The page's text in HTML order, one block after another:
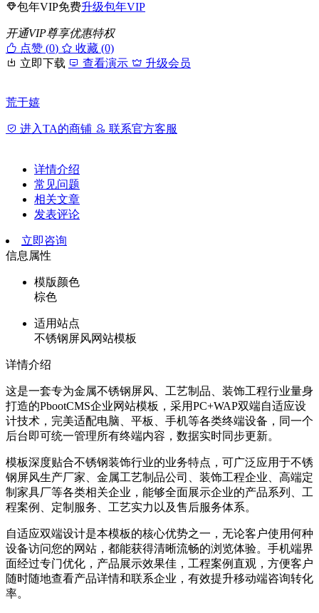
包年VIP免费升级包年VIP
开通VIP尊享优惠特权
点赞 (0)
收藏 (0)
立即下载
查看演示 升级会员
荒于嬉
进入TA的商铺 联系官方客服
详情介绍
常见问题
相关文章
发表评论
立即咨询
信息属性
模版颜色
棕色
适用站点
不锈钢屏风网站模板
详情介绍
这是一套专为金属不锈钢屏风、工艺制品、装饰工程行业量身
打造的PbootCMS企业网站模板，采用PC+WAP双端自适应设
计技术，完美适配电脑、平板、手机等各类终端设备，同一个
后台即可统一管理所有终端内容，数据实时同步更新。
模板深度贴合不锈钢装饰行业的业务特点，可广泛应用于不锈
钢屏风生产厂家、金属工艺制品公司、装饰工程企业、高端定
制家具厂等各类相关企业，能够全面展示企业的产品系列、工
程案例、定制服务、工艺实力以及售后服务体系。
自适应双端设计是本模板的核心优势之一，无论客户使用何种
设备访问您的网站，都能获得清晰流畅的浏览体验。手机端界
面经过专门优化，产品展示效果佳，工程案例直观，方便客户
随时随地查看产品详情和联系企业，有效提升移动端咨询转化
率。